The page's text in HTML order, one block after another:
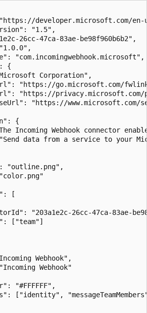
developer.microsoft.com/
"1.5",
26cc-47ca-83ae-be98f960b6b2",
"com.incomingwebhook.microsoft",
{
Corporation",
"https://go.microsoft.com/
"https://
"https://www.microsoft.com/
{
Incoming Webhook connector
data from a service to your
"outline.png",
[
"203a1e2c-26cc-47ca-83ae-
["team"]
Webhook",
Webhook"
"#FFFFFF",
["identity",